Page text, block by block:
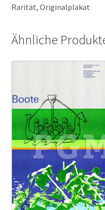
Rarität, Originalplakat
Ähnliche